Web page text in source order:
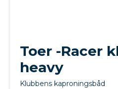
Toer -Racer
heavy
Klubbens kaproningsbåd